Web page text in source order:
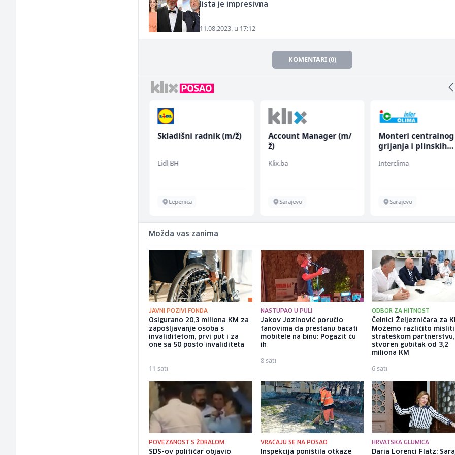
lista je impresivna
11.08.2023. u 17:12
KOMENTARI (0)
Skladišni radnik (m/ž)
Lidl BH
Lepenica
Account Manager (m/
ž)
Klix.ba
Sarajevo
Monteri centralnog
grijanja i plinskih
Interclima
Sarajevo
Možda vas zanima
JAVNI POZIVI FONDA
Osigurano 20,3 miliona KM za
zapošljavanje osoba s
invaliditetom, prvi put i za
one sa 50 posto invaliditeta
11 sati
NASTUPAO U PULI
Jakov Jozinović poručio
fanovima da prestanu bacati
mobitele na binu: Pogazit ću
ih
8 sati
ODBOR ZA HITNOST
Čelnici Željezničara za
Možemo različito misliti
strateškom
stvoren gubitak od 3,2
miliona KM
6 sati
POVEZANOST S ŽDRALOM
SDS-ov političar objavio
VRAĆAJU SE NA POSAO
Inspekcija poništila otkaze
HRVATSKA GLUMICA
Daria Lorenci Flatz: